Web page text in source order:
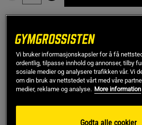
5713307500139
Protein Bar fra The Protein Kitchen er en
bare inneholder et fåtall ingredienser.
tilsetningsstoffer og uten tilsatt sukker
Vi bruker informasjonskapsler for å få
ordentlig, tilpasse innhold og annonser, tilby
sosiale medier og analysere trafikken vår. Vi
om din bruk av nettstedet vårt med våre
medier, reklame og analyse. More information
Godta alle cookier